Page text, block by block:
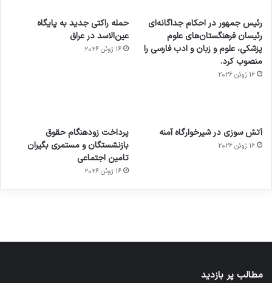
رئیس جمهور در احکام جداگانه‌ای
رئیسان فرهنگستان‌های علوم
پزشکی، علوم و زبان و ادب فارسی را
منصوب کرد.
16 ژوئن 2026
حمله راکتی جدید به پایگاه
عین‌الاسد در عراق
16 ژوئن 2026
آتش سوزی در شیرخوارگاه آمنه
16 ژوئن 2026
پرداخت زودهنگام حقوق
بازنشستگان و مستمری بگیران
تامین اجتماعی
16 ژوئن 2026
برای
کشف
توسط
مجازی
…
ساعت
هوشمند
با طعم
توسط
ژاکت
در
های
2023
توسط
مطالب پر بازدید